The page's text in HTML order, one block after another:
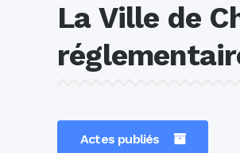
La Ville de
Actes publiés